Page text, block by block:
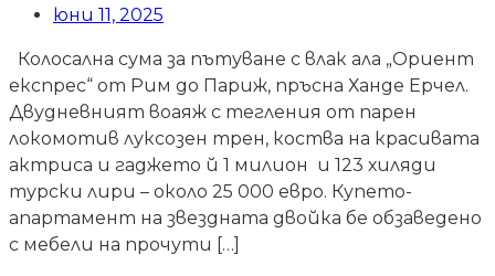
юни 11, 2025
Колосална сума за пътуване с влак ала „Ориент
експрес“ от Рим до Париж, пръсна Ханде Ерчел.
Двудневният воаяж с тегления от парен
локомотив луксозен трен, коства на красивата
актриса и гаджето й 1 милион и 123 хиляди
турски лири – около 25 000 евро. Купето-
апартамент на звездната двойка бе обзаведено
с мебели на прочути […]